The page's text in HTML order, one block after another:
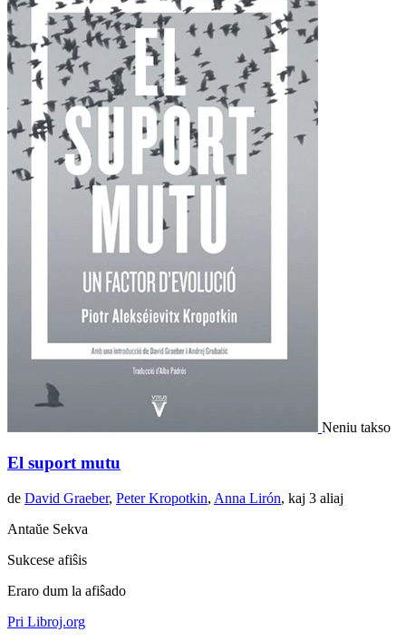
Neniu takso
El suport mutu
de David Graeber, Peter Kropotkin, Anna Lirón, kaj 3 aliaj
Antaŭe Sekva
Sukcese afiŝis
Eraro dum la afiŝado
Pri Libroj.org